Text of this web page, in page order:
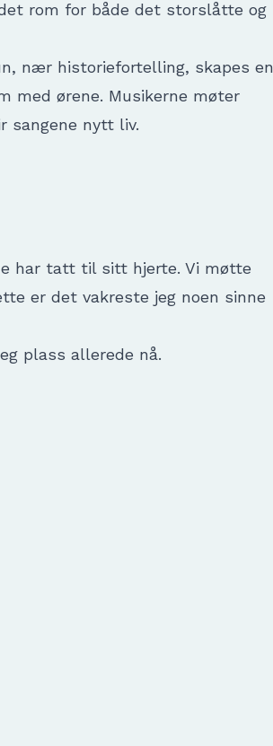
rom for både det storslåtte og
nær historiefortelling, skapes en
med ørene. Musikerne møter
sangene nytt liv.
har tatt til sitt hjerte. Vi møtte
er det vakreste jeg noen sinne
plass allerede nå.